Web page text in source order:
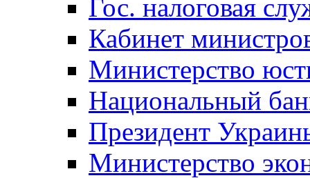
Гос. налоговая
Кабинет
Министерство
Национальный
Президент
Министерство